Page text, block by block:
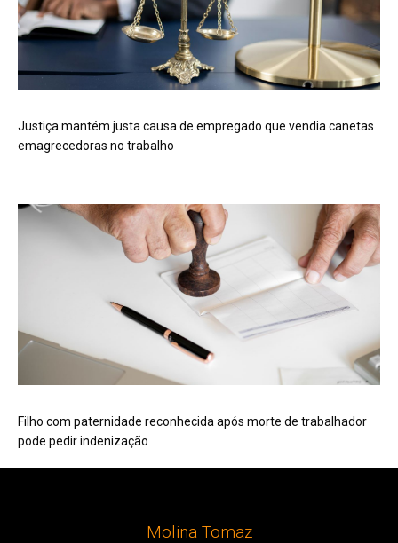
Justiça mantém justa causa de empregado que vendia canetas
emagrecedoras no trabalho
Filho com paternidade reconhecida após morte de trabalhador
pode pedir indenização
Molina Tomaz